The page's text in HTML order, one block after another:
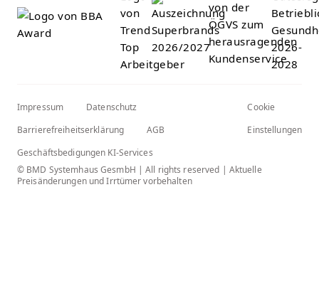
Impressum
Datenschutz
Barrierefreiheitserklärung
AGB
Geschäftsbedigungen KI-Services
Cookie
Einstellungen
© BMD Systemhaus GesmbH | All rights reserved | Aktuelle
Preisänderungen und Irrtümer vorbehalten